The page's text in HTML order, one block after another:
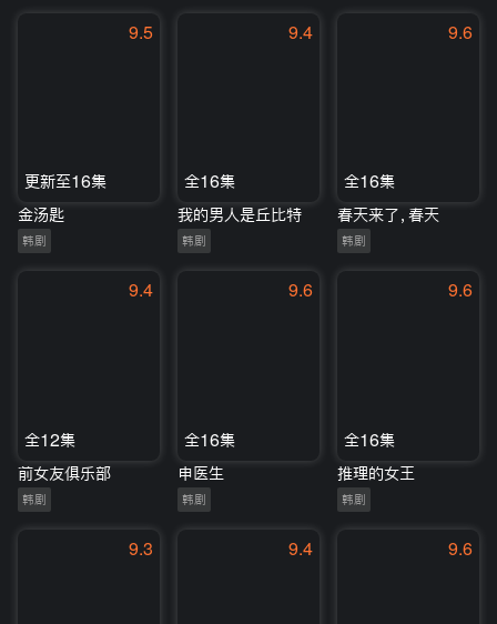
9.5
更新至16集
金汤匙
韩剧
9.4
全16集
我的男人是丘比特
韩剧
9.6
全16集
春天来了，春天
韩剧
9.4
全12集
前女友俱乐部
韩剧
9.6
全16集
申医生
韩剧
9.6
全16集
推理的女王
韩剧
9.3 9.4 9.6